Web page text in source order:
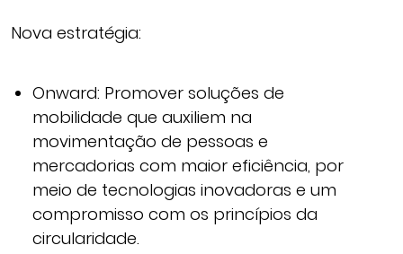
Nova estratégia:
Onward: Promover soluções de
mobilidade que auxiliem na
movimentação de pessoas e
mercadorias com maior eficiência, por
meio de tecnologias inovadoras e um
compromisso com os princípios da
circularidade.